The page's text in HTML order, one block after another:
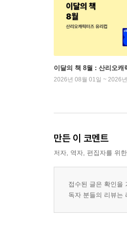
이달의 책 8월 : 산리오캐
2026년 08월 01일 ~ 2026
만든 이 코멘트
저자, 역자, 편집자를 위
접수된 글은 확인을
독자 분들의 리뷰는